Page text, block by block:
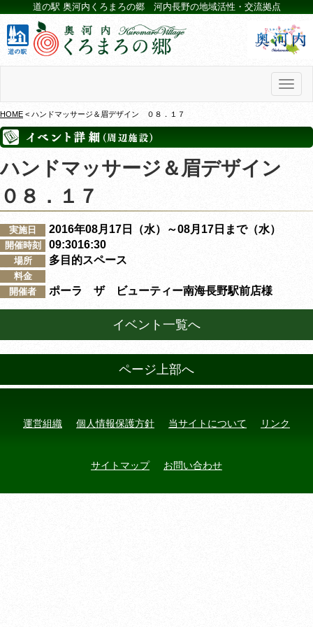
道の駅 奥河内くろまろの郷 河内長野の地域活性・交流拠点
HOME < ハンドマッサージ＆眉デザイン ０８．１７
ハンドマッサージ＆眉デザイン
０８．１７
実施日 2016年08月17日（水）～08月17日まで（水）
開催時刻 09:3016:30
場所 多目的スペース
料金
開催者
ポーラ ザ ビューティー南海長野駅前店様
イベント一覧へ
ページ上部へ
運営組織 個人情報保護方針 当サイトについて リンク
サイトマップ お問い合わせ